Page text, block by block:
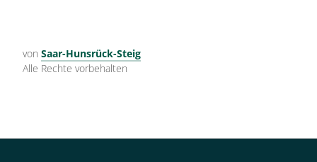
von Saar-Hunsrück-Steig
Alle Rechte vorbehalten